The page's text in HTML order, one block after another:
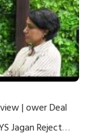
| ower Deal
Jagan Rejects